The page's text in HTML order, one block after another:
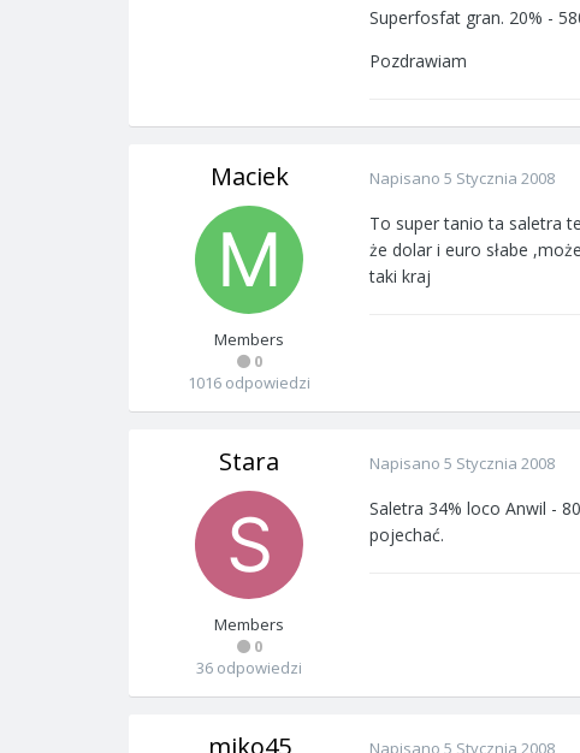
Superfosfat gran. 20% -
Pozdrawiam
Maciek
Members
0
1016 odpowiedzi
Napisano 5 Stycznia 2008
To super tanio ta saletra
że dolar i euro słabe
taki kraj
Stara
Members
0
36 odpowiedzi
Napisano 5 Stycznia 2008
Saletra 34% loco Anwil -
pojechać.
miko45 Napisano 5 Stycznia 2008